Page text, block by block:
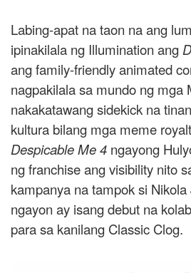
Labing-apat na taon na ang
ipinakilala ng Illumination ang
ang family-friendly animated
nagpakilala sa mundo ng mga
nakakatawang sidekick na
kultura bilang mga meme
Despicable Me 4 ngayong
ng franchise ang visibility nito
kampanya na tampok si
ngayon ay isang debut na
para sa kanilang Classic Clog.